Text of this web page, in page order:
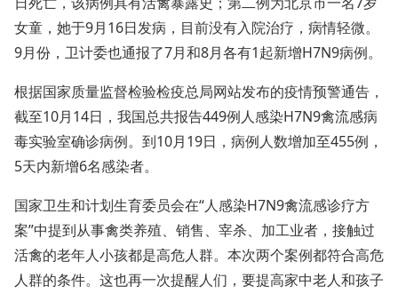
女童，她于9月16日发病，目前没有入院治疗，病情轻微。
9月份，卫计委也通报了7月和8月各有1起新增H7N9病例。
根据国家质量监督检验检疫总局网站发布的疫情预警通告，
截至10月14日，我国总共报告449例人感染H7N9禽流感病
毒实验室确诊病例。到10月19日，病例人数增加至455例，
5天内新增6名感染者。
国家卫生和计划生育委员会在“人感染H7N9禽流感诊疗方
案”中提到从事禽类养殖、销售、宰杀、加工业者，接触过
活禽的老年人小孩都是高危人群。本次两个案例都符合高危
人群的条件。这也再一次提醒人们，要提高家中老人和孩子